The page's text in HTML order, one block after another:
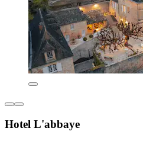
Hotel L'abbaye